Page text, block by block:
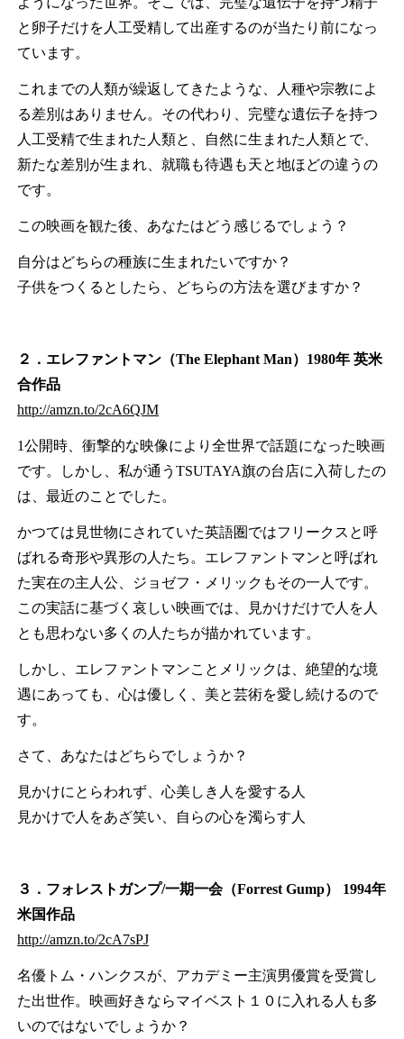
と卵子だけを人工受精して出産するのが当たり前になっ
ています。
これまでの人類が繰返してきたような、人種や宗教によ
る差別はありません。その代わり、完璧な遺伝子を持つ
人工受精で生まれた人類と、自然に生まれた人類とで、
新たな差別が生まれ、就職も待遇も天と地ほどの違うの
です。
この映画を観た後、あなたはどう感じるでしょう？
自分はどちらの種族に生まれたいですか？
子供をつくるとしたら、どちらの方法を選びますか？
２．エレファントマン（The Elephant Man）1980年 英米
合作品
http://amzn.to/2cA6QJM
1公開時、衝撃的な映像により全世界で話題になった映画
です。しかし、私が通うTSUTAYA旗の台店に入荷したの
は、最近のことでした。
かつては見世物にされていた英語圏ではフリークスと呼
ばれる奇形や異形の人たち。エレファントマンと呼ばれ
た実在の主人公、ジョゼフ・メリックもその一人です。
この実話に基づく哀しい映画では、見かけだけで人を人
とも思わない多くの人たちが描かれています。
しかし、エレファントマンことメリックは、絶望的な境
遇にあっても、心は優しく、美と芸術を愛し続けるので
す。
さて、あなたはどちらでしょうか？
見かけにとらわれず、心美しき人を愛する人
見かけで人をあざ笑い、自らの心を濁らす人
３．フォレストガンプ/一期一会（Forrest Gump） 1994年
米国作品
http://amzn.to/2cA7sPJ
名優トム・ハンクスが、アカデミー主演男優賞を受賞し
た出世作。映画好きならマイベスト１０に入れる人も多
いのではないでしょうか？